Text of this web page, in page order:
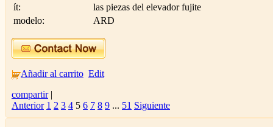
ít:
las piezas del elevador fujite
modelo:
ARD
Añadir al carrito Edit
compartir |
Anterior 1 2 3 4 5 6 7 8 9 ... 51 Siguiente